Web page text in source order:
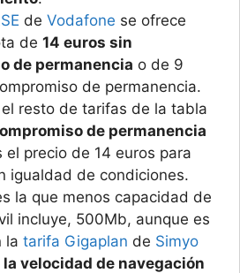
de Vodafone se ofrece
de 14 euros sin
de permanencia o de 9
de permanencia.
resto de tarifas de la tabla
de permanencia
el precio de 14 euros para
igualdad de condiciones.
la que menos capacidad de
incluye, 500Mb, aunque es
la tarifa Gigaplan de Simyo
la velocidad de navegación